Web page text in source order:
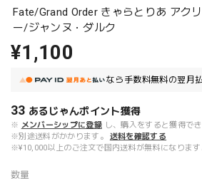
Fate/Grand Order きゃらとりあ アク
ー/ジャンヌ・ダルク
¥1,100
なら 手数料無料の翌月
33 あるじゃんポイント獲得
※ メンバーシップに登録 し、購入をすると獲得でき
※別途送料がかかります。
送料を確認する
※¥10,000以上のご注文で国内送料が無料になります
数量